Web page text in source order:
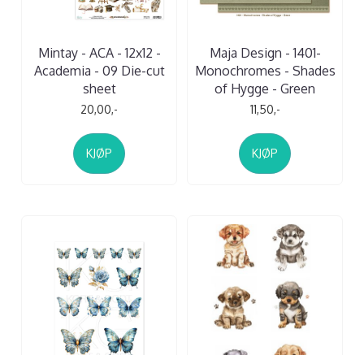
Mintay - ACA - 12x12 -
Academia - 09 Die-cut
sheet
20,00,-
KJØP
Maja Design - 1401-
Monochromes - Shades
of Hygge - Green
11,50,-
KJØP